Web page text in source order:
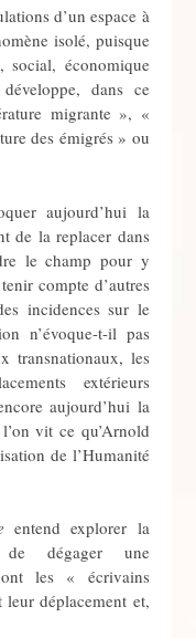
d’un espace à
isolé, puisque
social, économique
dans ce
migrante », «
des émigrés » ou
aujourd’hui la
de la replacer dans
le champ pour y
compte d’autres
incidences sur le
n’évoque-t-il pas
transnationaux, les
extérieurs
aujourd’hui la
vit ce qu’Arnold
de l’Humanité
entend explorer la
dégager une
les « écrivains
déplacement et,